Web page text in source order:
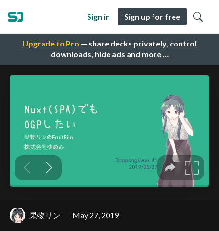
Upgrade to Pro — share decks privately, control
downloads, hide ads and more …
Sign in Sign up for free
果物リン May 27, 2019